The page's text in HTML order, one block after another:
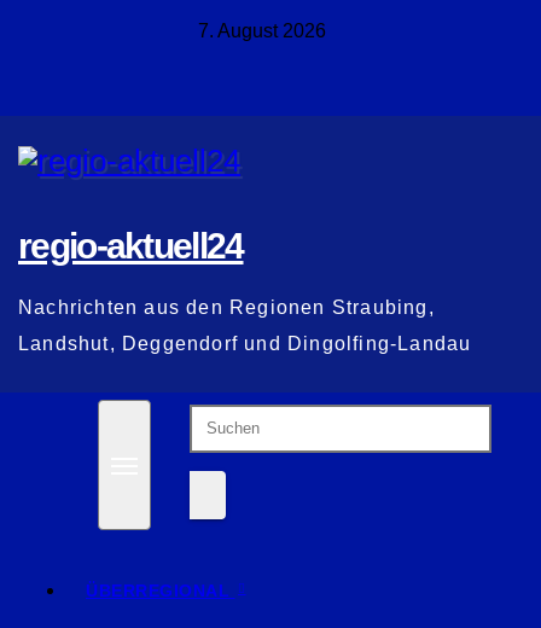
7. August 2026
regio-aktuell24
Nachrichten aus den Regionen Straubing,
Landshut, Deggendorf und Dingolfing-Landau
ÜBERREGIONAL